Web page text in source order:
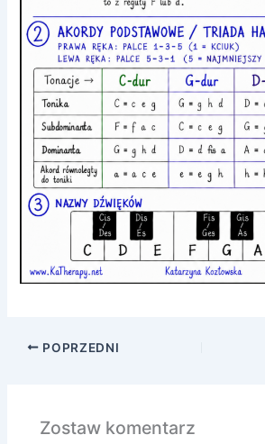
POPRZEDNI
Zostaw komentarz